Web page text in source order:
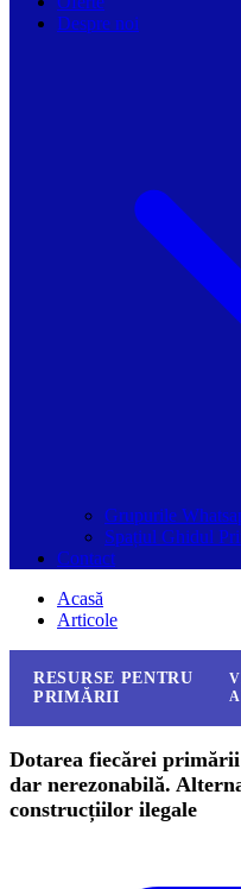
Despre noi
Grupurile
Spațiul Ghidul
Contact
Acasă
Articole
RESURSE PENTRU
PRIMĂRII
Dotarea fiecărei
dar nerezonabilă.
construcțiilor ilegale